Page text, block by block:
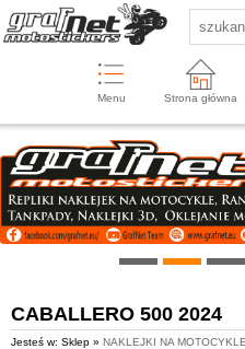
Menu Strona główna
CABALLERO 500 2024
Jesteś w: Sklep » NAKLEJKI NA MOTOCYKLE